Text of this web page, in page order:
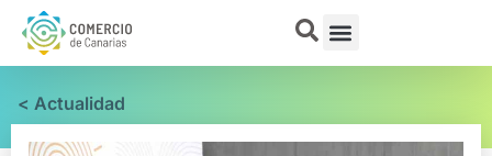
< Actualidad